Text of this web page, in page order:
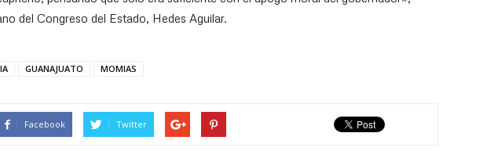
del Congreso del Estado, Hedes Aguilar.
GUANAJUATO MOMIAS
Facebook Twitter